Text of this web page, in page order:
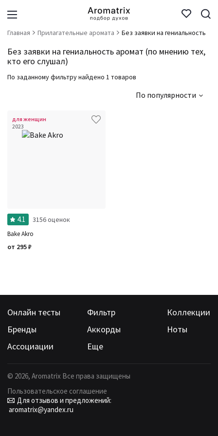
Главная Прилагательные аромата Без заявки на гениальность
Без заявки на гениальность аромат (по мнению тех,
кто его слушал)
По заданному фильтру найдено 1 товаров
По популярности
для женщин
2023
4.1 3156 оценок
Bake Akro
от 295₽
Онлайн тесты Фильтр
Коллекции
Бренды
Аккорды
Ноты
Ассоциации
Еще
© 2026, Aromatrix Все права защищены
Пользовательское соглашение
Для отзывов и предложений:
aromatrix@yandex.ru